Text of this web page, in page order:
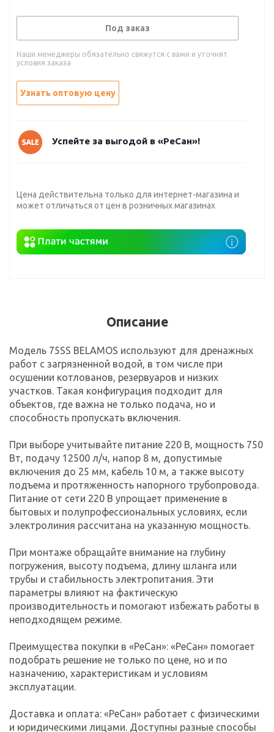
Под заказ
Наши менеджеры обязательно свяжутся с вами и уточнят
условия заказа
Узнать оптовую цену
Успейте за выгодой в «РеСан»!
Цена действительна только для интернет-магазина и
может отличаться от цен в розничных магазинах
Описание
Модель 75SS BELAMOS используют для дренажных
работ с загрязненной водой, в том числе при
осушении котлованов, резервуаров и низких
участков. Такая конфигурация подходит для
объектов, где важна не только подача, но и
способность пропускать включения.
При выборе учитывайте питание 220 В, мощность 750
Вт, подачу 12500 л/ч, напор 8 м, допустимые
включения до 25 мм, кабель 10 м, а также высоту
подъема и протяженность напорного трубопровода.
Питание от сети 220 В упрощает применение в
бытовых и полупрофессиональных условиях, если
электролиния рассчитана на указанную мощность.
При монтаже обращайте внимание на глубину
погружения, высоту подъема, длину шланга или
трубы и стабильность электропитания. Эти
параметры влияют на фактическую
производительность и помогают избежать работы в
неподходящем режиме.
Преимущества покупки в «РеСан»: «РеСан» помогает
подобрать решение не только по цене, но и по
назначению, характеристикам и условиям
эксплуатации.
Доставка и оплата: «РеСан» работает с физическими
и юридическими лицами. Доступны разные способы